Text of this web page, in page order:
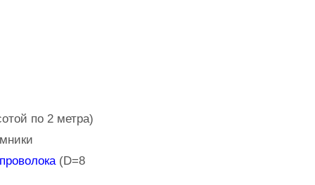
по 2 метра)
(D=8